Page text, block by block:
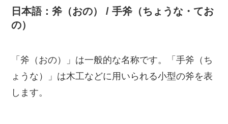
日本語：斧（おの） / 手斧（ちょうな・てお
の）
「斧（おの）」は一般的な名称です。「手斧（ち
ょうな）」は木工などに用いられる小型の斧を表
します。